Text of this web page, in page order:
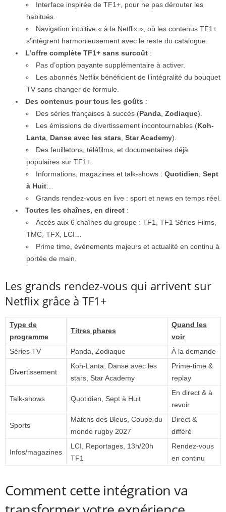
Interface inspirée de TF1+, pour ne pas dérouter les
habitués.
Navigation intuitive « à la Netflix », où les contenus TF1+
s’intègrent harmonieusement avec le reste du catalogue.
L’offre complète TF1+ sans surcoût :
Pas d’option payante supplémentaire à activer.
Les abonnés Netflix bénéficient de l’intégralité du bouquet
TV sans changer de formule.
Des contenus pour tous les goûts :
Des séries françaises à succès (Panda, Zodiaque).
Les émissions de divertissement incontournables (Koh-
Lanta, Danse avec les stars, Star Academy).
Des feuilletons, téléfilms, et documentaires déjà
populaires sur TF1+.
Informations, magazines et talk-shows : Quotidien, Sept
à Huit…
Grands rendez-vous en live : sport et news en temps réel.
Toutes les chaînes, en direct :
Accès aux 6 chaînes du groupe : TF1, TF1 Séries Films,
TMC, TFX, LCI…
Prime time, événements majeurs et actualité en continu à
portée de main.
Les grands rendez-vous qui arrivent sur
Netflix grâce à TF1+
Type de
programme
Titres phares
Quand les
voir
Séries TV
Panda, Zodiaque À la demande
Divertissement
Koh-Lanta, Danse avec les
stars, Star Academy
Prime-time &
replay
Talk-shows Quotidien, Sept à Huit
En direct & à
revoir
Sports
Matchs des Bleus, Coupe du
monde rugby 2027
Direct &
différé
Infos/magazines
LCI, Reportages, 13h/20h
TF1
Rendez-vous
en continu
Comment cette intégration va